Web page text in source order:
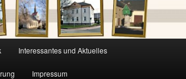
Interessantes und Aktuelles
Impressum